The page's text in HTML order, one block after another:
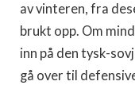
av vinteren, fra
brukt opp. Om
inn på den tysk-
gå over til